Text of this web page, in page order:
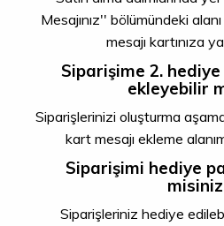
Mesajınız'' bölümündeki
mesajı kartınıza
Siparişime 2. hediye
ekleyebilir
Siparişlerinizi oluşturma
kart mesajı ekleme
Siparişimi hediye
Siparişleriniz hediye